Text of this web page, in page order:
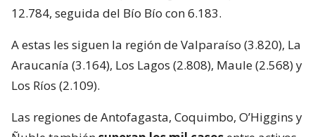
12.784, seguida del Bío Bío con 6.183.
A estas les siguen la región de Valparaíso (3.820), La
Araucanía (3.164), Los Lagos (2.808), Maule (2.568) y
Los Ríos (2.109).
Las regiones de Antofagasta, Coquimbo, O’Higgins y